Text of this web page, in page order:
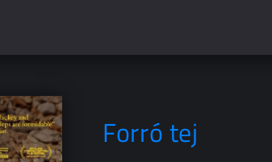
Forró tej